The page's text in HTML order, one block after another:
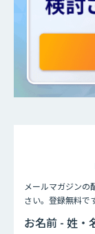
メールマガジン
さい。登録無料です
お名前 - 姓・